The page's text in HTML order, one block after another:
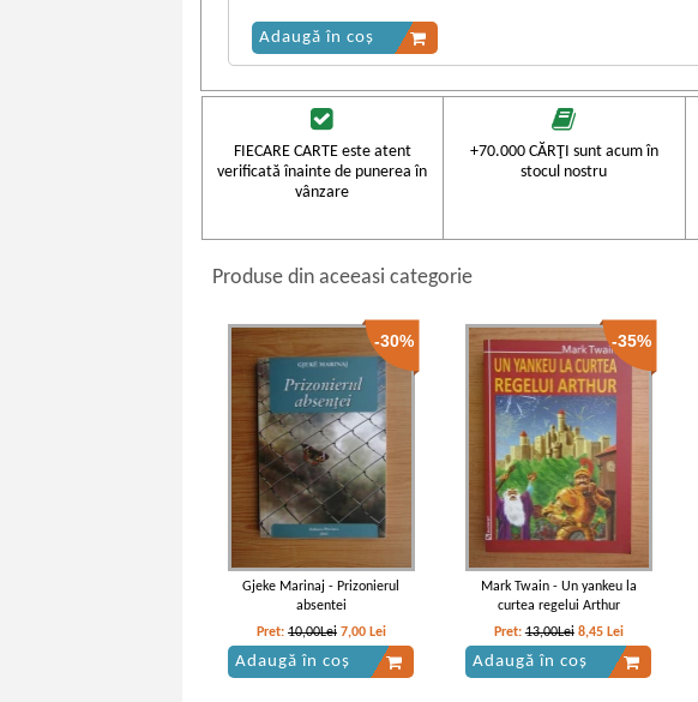
Adaugă în coș
FIECARE CARTE este atent
verificată înainte de punerea în
vânzare
+70.000 CĂRŢI sunt acum în
stocul nostru
Produse din aceeasi categorie
-30%
Gjeke Marinaj - Prizonierul
absentei
Pret: 10,00Lei 7,00 Lei
Adaugă în coș
-35%
Mark Twain - Un yankeu la
curtea regelui Arthur
Pret:13,00Lei 8,45 Lei
Adaugă în coș